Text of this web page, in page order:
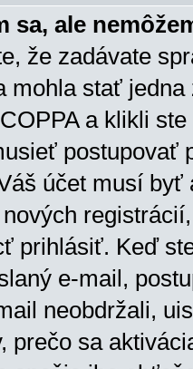
sa, ale
že zadávate
mohla stať
a klikli
postupovať
účet musí
prihlásiť. Keď
e-mail,
neobdržali,
prečo sa